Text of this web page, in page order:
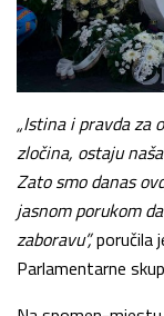
„Istina i pravda za
zločina, ostaju
Zato smo danas
jasnom porukom
zaboravu”,poručila
Parlamentarne